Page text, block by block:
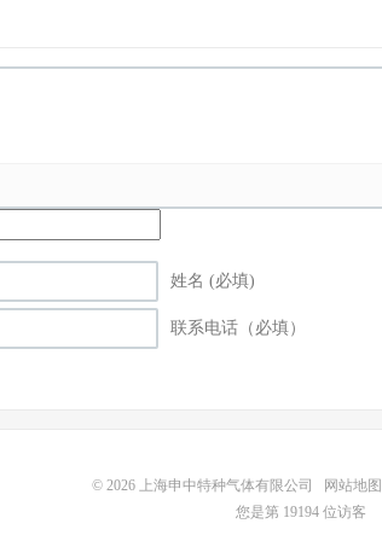
姓名 (必填)
联系电话（必填）
© 2026 上海申中特种气体有限公司 网站地图
您是第 19194 位访客